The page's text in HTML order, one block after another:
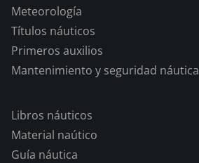
Meteorología
Títulos náuticos
Primeros auxilios
Mantenimiento y seguridad náutica
Libros náuticos
Material naútico
Guía náutica